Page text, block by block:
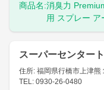
商品名:消臭力
用 スプレー ア
スーパーセンター
住所: 福岡県行橋市上津熊
TEL: 0930-26-0480